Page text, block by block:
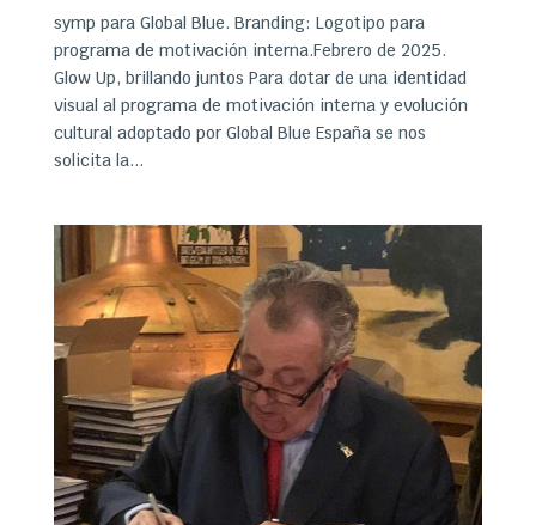
symp para Global Blue. Branding: Logotipo para
programa de motivación interna.Febrero de 2025.
Glow Up, brillando juntos Para dotar de una identidad
visual al programa de motivación interna y evolución
cultural adoptado por Global Blue España se nos
solicita la...